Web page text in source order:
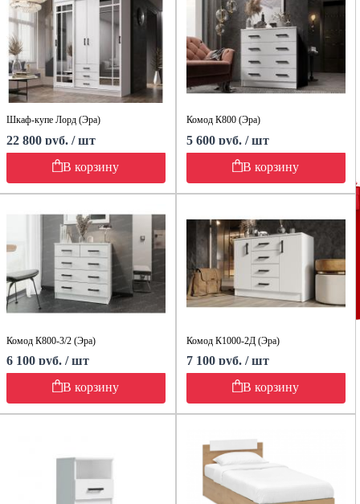
Шкаф-купе Лорд (Эра)
22 800 руб. / шт
В корзину
Комод К800 (Эра)
5 600 руб. / шт
В корзину
Комод К800-3/2 (Эра)
6 100 руб. / шт
В корзину
Комод К1000-2Д (Эра)
7 100 руб. / шт
В корзину